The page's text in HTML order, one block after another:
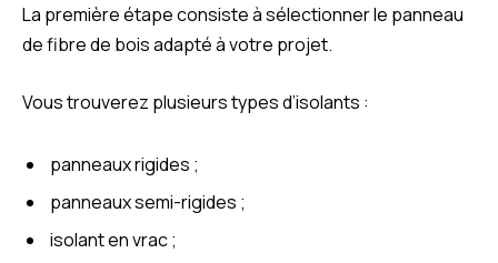
La première étape consiste à sélectionner le panneau
de fibre de bois adapté à votre projet.
Vous trouverez plusieurs types d’isolants :
panneaux rigides ;
panneaux semi-rigides ;
isolant en vrac ;